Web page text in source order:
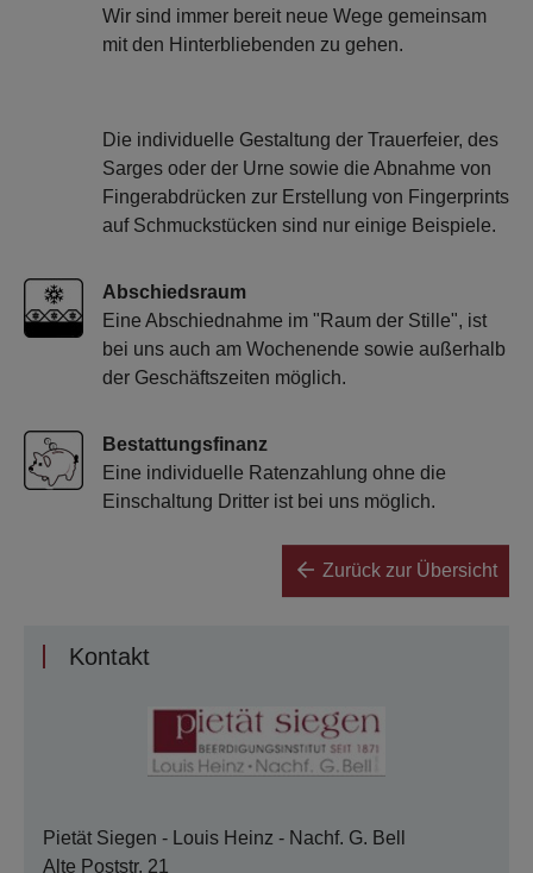
Kontakt
Pietät Siegen - Louis Heinz - Nachf. G. Bell
Alte Poststr. 21
Wir sind immer bereit neue Wege gemeinsam
mit den Hinterbliebenden zu gehen.
Die individuelle Gestaltung der Trauerfeier, des
Sarges oder der Urne sowie die Abnahme von
Fingerabdrücken zur Erstellung von Fingerprints
auf Schmuckstücken sind nur einige Beispiele.
Abschiedsraum
Eine Abschiednahme im "Raum der Stille", ist
bei uns auch am Wochenende sowie außerhalb
der Geschäftszeiten möglich.
Bestattungsfinanz
Eine individuelle Ratenzahlung ohne die
Einschaltung Dritter ist bei uns möglich.
Zurück zur Übersicht